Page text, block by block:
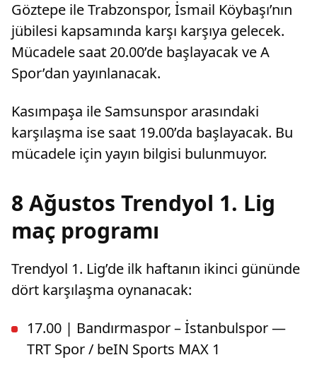
açıkladı.
Göztepe ile Trabzonspor, İsmail Köybaşı’nın
jübilesi kapsamında karşı karşıya gelecek.
Mücadele saat 20.00’de başlayacak ve A
Spor’dan yayınlanacak.
Kasımpaşa ile Samsunspor arasındaki
karşılaşma ise saat 19.00’da başlayacak. Bu
mücadele için yayın bilgisi bulunmuyor.
8 Ağustos Trendyol 1. Lig
maç programı
Trendyol 1. Lig’de ilk haftanın ikinci gününde
dört karşılaşma oynanacak:
17.00 | Bandırmaspor – İstanbulspor —
TRT Spor / beIN Sports MAX 1